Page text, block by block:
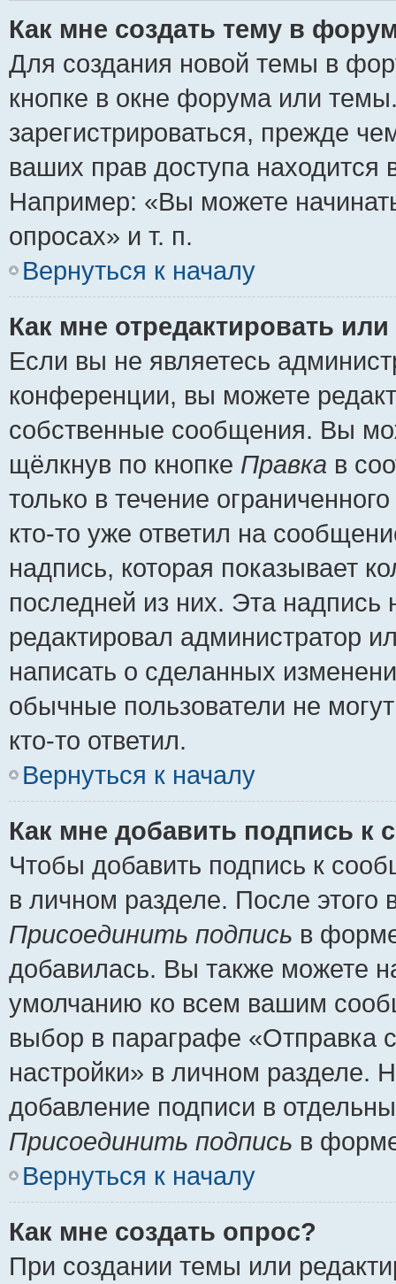
Как мне создать тему в
Для создания новой темы в
кнопке в окне форума или
зарегистрироваться, прежде
ваших прав доступа
Например: «Вы можете
опросах» и т. п.
Вернуться к началу
Как мне отредактировать
Если вы не являетесь
конференции, вы можете
собственные сообщения. Вы
щёлкнув по кнопке Правка в
только в течение
кто-то уже ответил на
надпись, которая показывает
последней из них. Эта
редактировал администратор
написать о сделанных
обычные пользователи не
кто-то ответил.
Вернуться к началу
Как мне добавить подпись к
Чтобы добавить подпись к
в личном разделе. После
Присоединить подпись в
добавилась. Вы также можете
умолчанию ко всем вашим
выбор в параграфе «Отправка
настройки» в личном разделе.
добавление подписи в
Присоединить подпись в
Вернуться к началу
Как мне создать опрос?
При создании темы или